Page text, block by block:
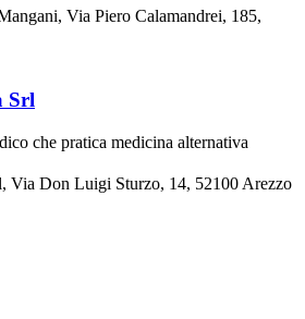
Via Piero Calamandrei, 185,
Srl
che pratica medicina alternativa
Via Don Luigi Sturzo, 14, 52100 Arezzo